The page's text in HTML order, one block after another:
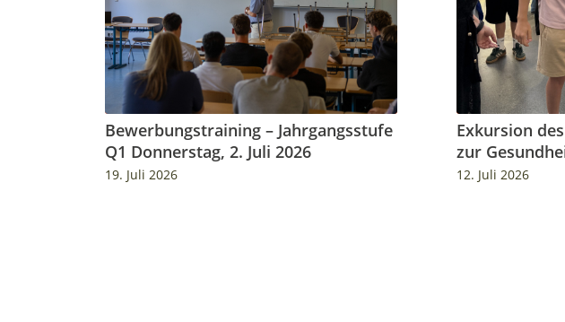
Bewerbungstraining – Jahrgangsstufe
Q1 Donnerstag, 2. Juli 2026
19. Juli 2026
Exkursion
zur
12. Juli 2026